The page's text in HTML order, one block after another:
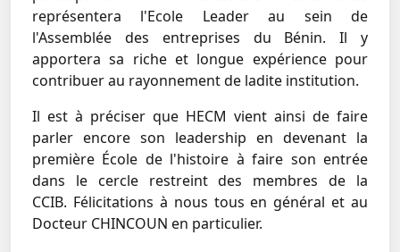
représentera l'Ecole Leader au sein de
l'Assemblée des entreprises du Bénin. Il y
apportera sa riche et longue expérience pour
contribuer au rayonnement de ladite institution.
Il est à préciser que HECM vient ainsi de faire
parler encore son leadership en devenant la
première École de l'histoire à faire son entrée
dans le cercle restreint des membres de la
CCIB. Félicitations à nous tous en général et au
Docteur CHINCOUN en particulier.